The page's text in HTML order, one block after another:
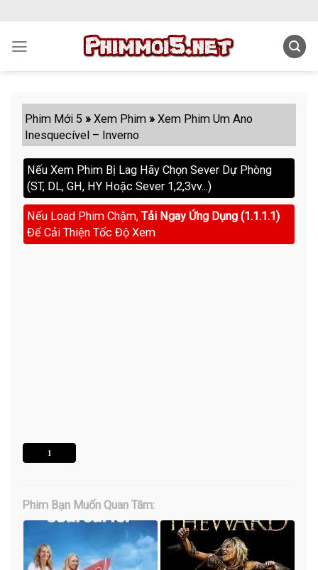
content
Phim Mới 5 »Xem Phim »Xem Phim Um Ano
Inesquecível – Inverno
Nếu Xem Phim Bị Lag Hãy Chọn Sever Dự Phòng
(ST, DL, GH, HY Hoặc Sever 1,2,3vv...)
Nếu Load Phim Chậm, Tải Ngay Ứng Dụng (1.1.1.1)
Để Cải Thiện Tốc Độ Xem
1
Phim Bạn Muốn Quan Tâm: